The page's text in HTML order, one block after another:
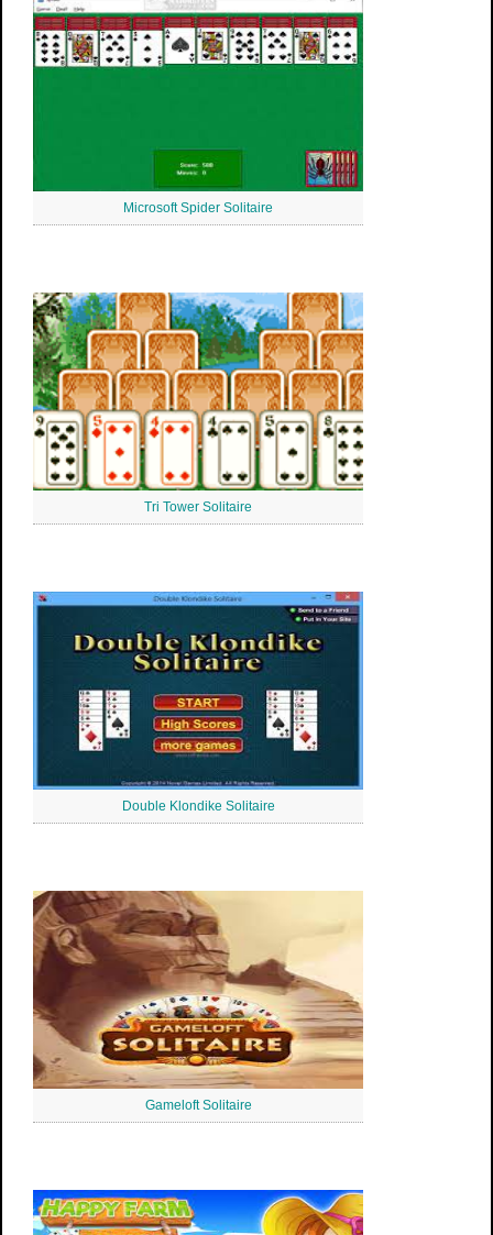
Microsoft Spider Solitaire
Tri Tower Solitaire
Double Klondike Solitaire
Gameloft Solitaire